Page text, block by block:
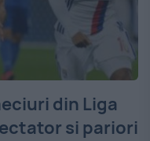
din Liga
si pariori